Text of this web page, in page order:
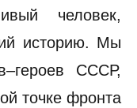
человек,
историю. Мы
СССР,
точке фронта